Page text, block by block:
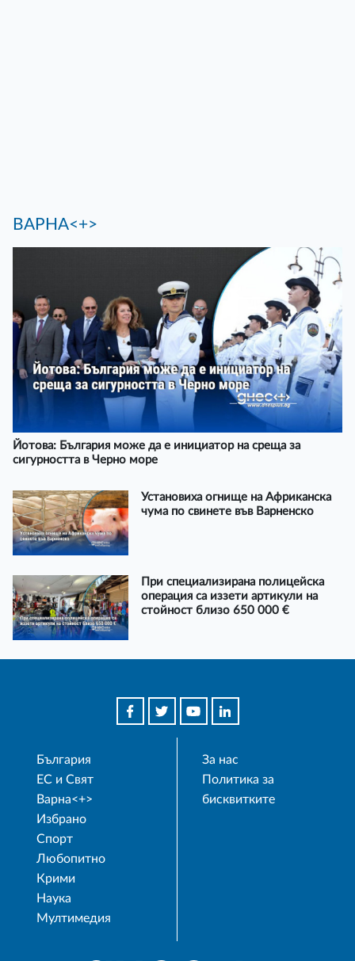
ВАРНА<+>
Йотова: България може да е инициатор на среща за
сигурността в Черно море
Установиха огнище на Африканска
чума по свинете във Варненско
При специализирана полицейска
операция са иззети артикули на
стойност близо 650 000 €
България
ЕС и Свят
Варна<+>
Избрано
Спорт
Любопитно
Крими
Наука
Мултимедия
За нас
Политика за
бисквитките